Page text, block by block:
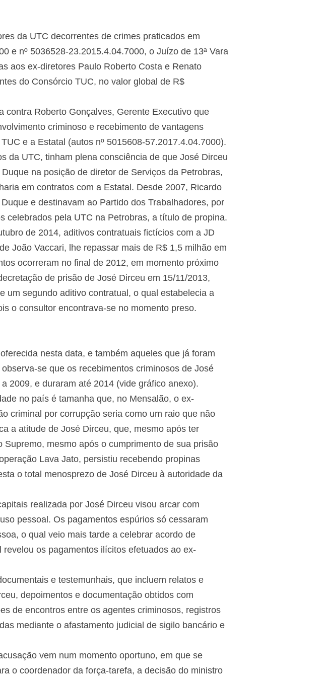
da UTC decorrentes de crimes praticados em
e nº 5036528-23.2015.4.04.7000, o Juízo de 13ª Vara
aos ex-diretores Paulo Roberto Costa e Renato
do Consórcio TUC, no valor global de R$
contra Roberto Gonçalves, Gerente Executivo que
criminoso e recebimento de vantagens
e a Estatal (autos nº 5015608-57.2017.4.04.7000).
da UTC, tinham plena consciência de que José Dirceu
na posição de diretor de Serviços da Petrobras,
em contratos com a Estatal. Desde 2007, Ricardo
e destinavam ao Partido dos Trabalhadores, por
celebrados pela UTC na Petrobras, a título de propina.
de 2014, aditivos contratuais fictícios com a JD
João Vaccari, lhe repassar mais de R$ 1,5 milhão em
ocorreram no final de 2012, em momento próximo
de prisão de José Dirceu em 15/11/2013,
um segundo aditivo contratual, o qual estabelecia a
o consultor encontrava-se no momento preso.
nesta data, e também aqueles que já foram
se que os recebimentos criminosos de José
2009, e duraram até 2014 (vide gráfico anexo).
no país é tamanha que, no Mensalão, o ex-
criminal por corrupção seria como um raio que não
a atitude de José Dirceu, que, mesmo após ter
mesmo após o cumprimento de sua prisão
Lava Jato, persistiu recebendo propinas
o total menosprezo de José Dirceu à autoridade da
realizada por José Dirceu visou arcar com
pessoal. Os pagamentos espúrios só cessaram
o qual veio mais tarde a celebrar acordo de
os pagamentos ilícitos efetuados ao ex-
e testemunhais, que incluem relatos e
depoimentos e documentação obtidos com
de encontros entre os agentes criminosos, registros
mediante o afastamento judicial de sigilo bancário e
vem num momento oportuno, em que se
o coordenador da força-tarefa, a decisão do ministro